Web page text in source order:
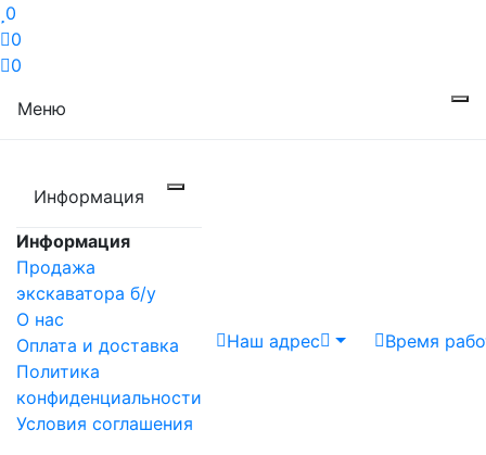
0
0
0
Меню
Информация
Информация
Продажа
экскаватора б/у
О нас
Оплата и доставка
Политика
конфиденциальности
Условия соглашения
Наш адрес Время